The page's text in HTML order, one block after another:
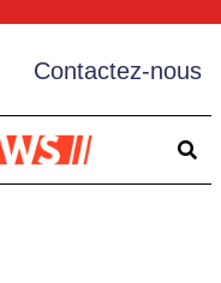
Contactez-nous